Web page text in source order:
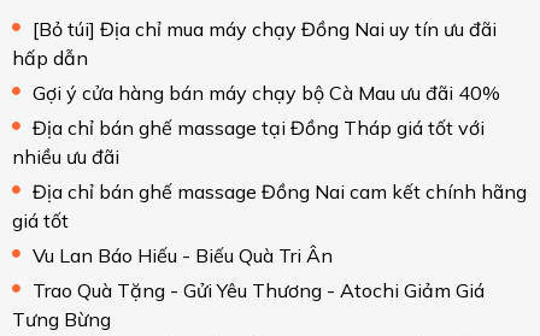
[Bỏ túi] Địa chỉ mua máy chạy Đồng Nai uy tín ưu đãi
hấp dẫn
Gợi ý cửa hàng bán máy chạy bộ Cà Mau ưu đãi 40%
Địa chỉ bán ghế massage tại Đồng Tháp giá tốt với
nhiều ưu đãi
Địa chỉ bán ghế massage Đồng Nai cam kết chính hãng
giá tốt
Vu Lan Báo Hiếu - Biếu Quà Tri Ân
Trao Quà Tặng - Gửi Yêu Thương - Atochi Giảm Giá
Tưng Bừng